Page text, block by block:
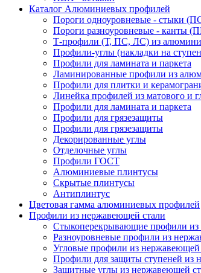
Каталог Алюминиевых профилей
Пороги одноуровневые - стыки
Пороги разноуровневые - канты
Т-профили (Т, ПС, ЛС) из
Профили-углы (накладки на
Профили для ламината и паркета
Ламинированные профили из
Профили для плитки и
Линейка профилей из матового и
Профили для ламината и паркета
Профили для грязезащиты
Профили для грязезащиты
Декорированные углы
Отделочные углы
Профили ГОСТ
Алюминиевые плинтусы
Скрытые плинтусы
Антиплинтус
Цветовая гамма алюминиевых профилей
Профили из нержавеющей стали
Стыкоперекрывающие профили из
Разноуровневые профили из
Угловые профили из нержавеющей
Профили для защиты ступеней из
Защитные углы из нержавеющей